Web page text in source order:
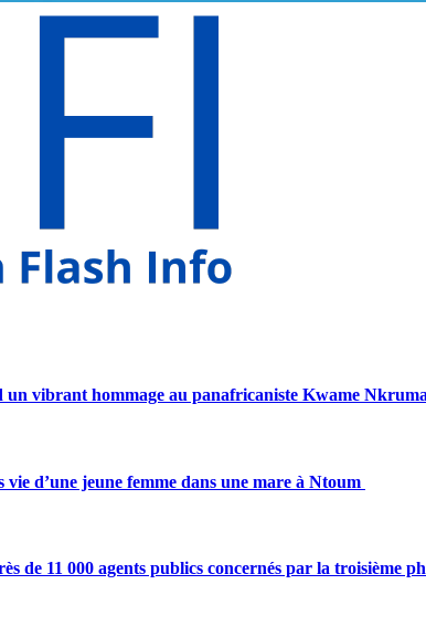
un vibrant hommage au panafricaniste Kwame
d’une jeune femme dans une mare à Ntoum
de 11 000 agents publics concernés par la troisième